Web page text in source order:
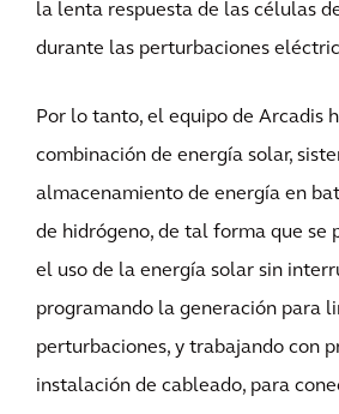
la lenta respuesta de las células
durante las perturbaciones
Por lo tanto, el equipo de Arcadis
combinación de energía solar,
almacenamiento de energía en
de hidrógeno, de tal forma que se
el uso de la energía solar sin
programando la generación para
perturbaciones, y trabajando con
instalación de cableado, para